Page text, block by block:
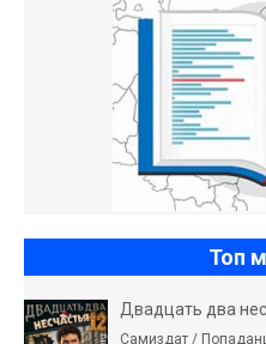
Топ
Двадцать два
Самиздат /